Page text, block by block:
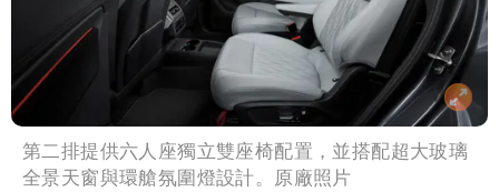
第二排提供六人座獨立雙座椅配置，並搭配超大玻璃
全景天窗與環艙氛圍燈設計。原廠照片